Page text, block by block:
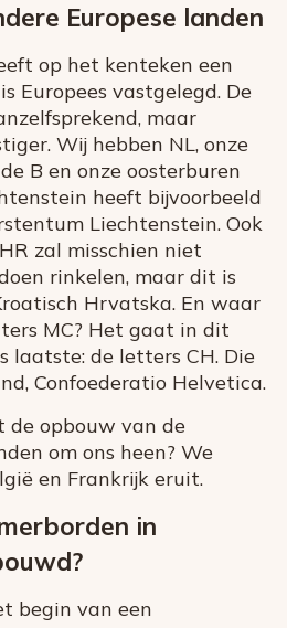
Europese landen
op het kenteken een
Europees vastgelegd. De
maar
Wij hebben NL, onze
B en onze oosterburen
heeft bijvoorbeeld
Liechtenstein. Ook
zal misschien niet
rinkelen, maar dit is
Hrvatska. En waar
MC? Het gaat in dit
laatste: de letters CH. Die
Confoederatio Helvetica.
de opbouw van de
om ons heen? We
en Frankrijk eruit.
in
begin van een